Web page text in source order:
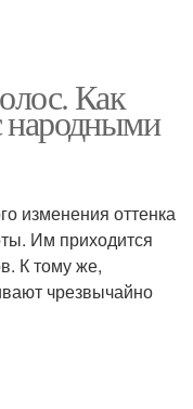
Как
народными
изменения оттенка
Им приходится
К тому же,
чрезвычайно